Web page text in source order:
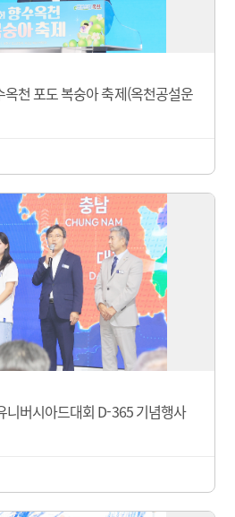
천 포도 복숭아 축제(옥천공설운
버시아드대회 D-365 기념행사